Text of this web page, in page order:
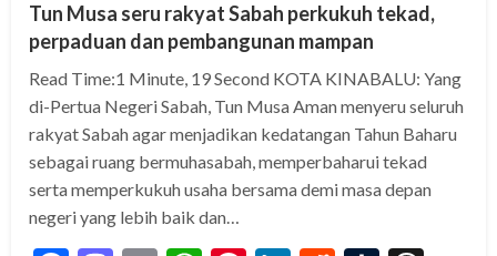
Tun Musa seru rakyat Sabah perkukuh tekad,
perpaduan dan pembangunan mampan
Read Time:1 Minute, 19 Second KOTA KINABALU: Yang
di-Pertua Negeri Sabah, Tun Musa Aman menyeru seluruh
rakyat Sabah agar menjadikan kedatangan Tahun Baharu
sebagai ruang bermuhasabah, memperbaharui tekad
serta memperkukuh usaha bersama demi masa depan
negeri yang lebih baik dan…